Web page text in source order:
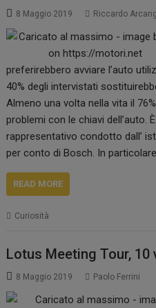
8 Maggio 2019 Riccardo
preferirebbero avviare l’auto
40% degli intervistati
Almeno una volta nella vita il
problemi con le chiavi dell’auto.
rappresentativo condotto dall’
per conto di Bosch. In
READ MORE
Curiosità
Lotus Meeting Tour, 10
8 Maggio 2019 Paolo Ferrini